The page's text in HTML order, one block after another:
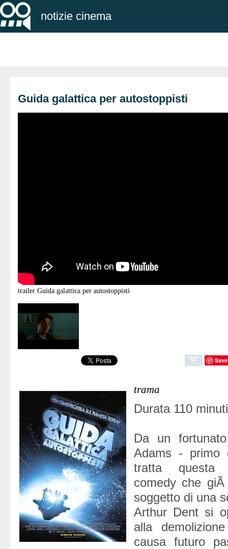
notizie cinema
Guida galattica per autostoppisti
trailer Guida galattica per autostoppisti
Save
trama
Durata 110
Da un
Adams - primo
tratta questa
comedy che
soggetto di una
Arthur Dent si
alla
causa futuro